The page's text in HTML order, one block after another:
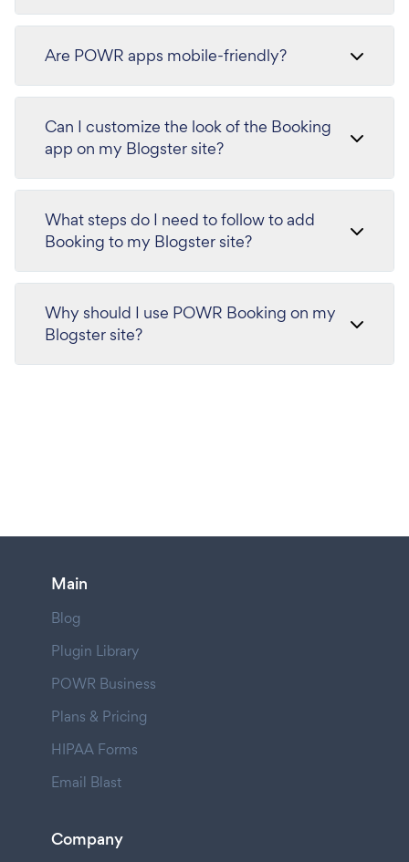
Are POWR apps mobile-friendly?
Can I customize the look of the Booking
app on my Blogster site?
What steps do I need to follow to add
Booking to my Blogster site?
Why should I use POWR Booking on my
Blogster site?
Main
Blog
Plugin Library
POWR Business
Plans & Pricing
HIPAA Forms
Email Blast
Company